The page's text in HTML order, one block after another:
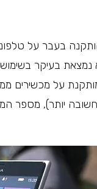
נמצאת בעיקר
יותר), מספר